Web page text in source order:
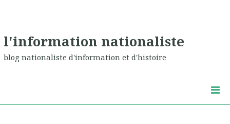
l'information nationaliste
blog nationaliste d'information et d'histoire